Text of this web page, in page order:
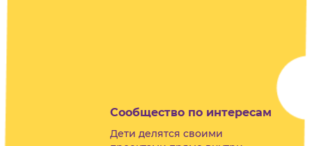
Сообщество по интересам
Дети делятся своими